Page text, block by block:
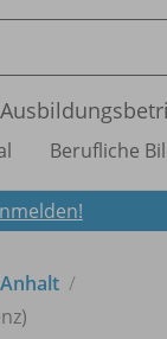
Berufliche